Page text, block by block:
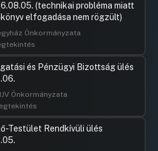
(technikai probléma miatt
elfogadása nem rögzült)
Önkormányzata
és Pénzügyi Bizottság ülés
Önkormányzata
Testület Rendkívüli ülés